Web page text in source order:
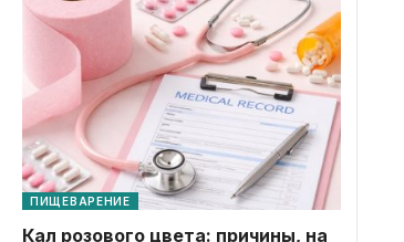
ПИЩЕВАРЕНИЕ
Кал розового цвета: причины, на